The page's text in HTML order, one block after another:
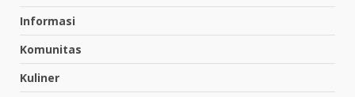
Informasi
Komunitas
Kuliner